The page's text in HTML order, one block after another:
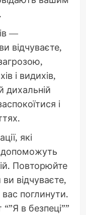
—
відчуваєте,
і видихів,
дихальній
і
які
допоможуть
Повторюйте
відчуваєте,
поглинути.
в безпеці””